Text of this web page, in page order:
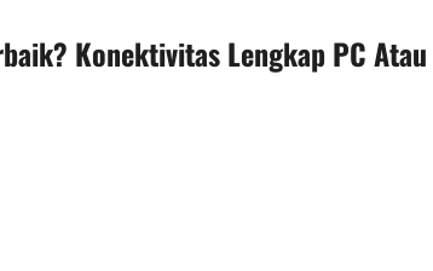
Konektivitas Lengkap PC Atau